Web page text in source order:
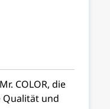
COLOR, die
Qualität und